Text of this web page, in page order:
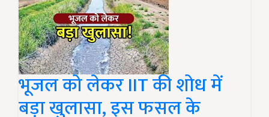
भूजल को लेकर IIT की शोध में
बड़ा खुलासा, इस फसल के